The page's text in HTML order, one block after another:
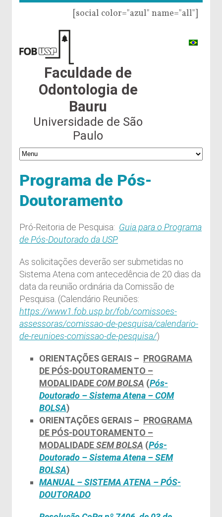
[social color="azul" name="all"]
Faculdade de
Odontologia de
Bauru
Universidade de São
Paulo
Programa de Pós-
Doutoramento
Pró-Reitoria de Pesquisa: Guia para o Programa
de Pós-Doutorado da USP
As solicitações deverão ser submetidas no
Sistema Atena com antecedência de 20 dias da
data da reunião ordinária da Comissão de
Pesquisa. (Calendário Reuniões:
https://www1.fob.usp.br/fob/comissoes-
assessoras/comissao-de-pesquisa/calendario-
de-reunioes-comissao-de-pesquisa/)
ORIENTAÇÕES GERAIS – PROGRAMA
DE PÓS-DOUTORAMENTO –
MODALIDADECOM BOLSA (Pós-
Doutorado – Sistema Atena – COM
BOLSA)
ORIENTAÇÕES GERAIS – PROGRAMA
DE PÓS-DOUTORAMENTO –
MODALIDADESEM BOLSA (Pós-
Doutorado – Sistema Atena – SEM
BOLSA)
MANUAL – SISTEMA ATENA – PÓS-
DOUTORADO